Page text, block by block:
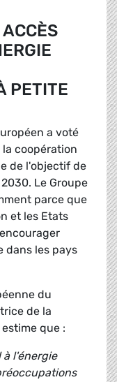
PETITE
a voté
coopération
de l'objectif de
Le Groupe
parce que
et les Etats
dans les pays
du
de la
que :
à l'énergie